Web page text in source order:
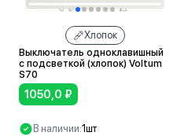
Хлопок
Выключатель одноклавишный
с подсветкой (хлопок) Voltum
S70
1050,0 ₽
В наличии:1шт